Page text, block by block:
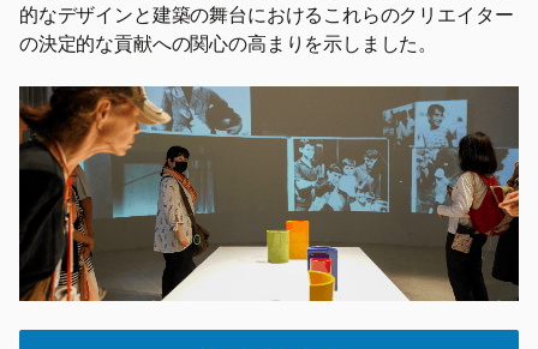
的なデザインと建築の舞台におけるこれらのクリエイター
の決定的な貢献への関心の高まりを示しました。